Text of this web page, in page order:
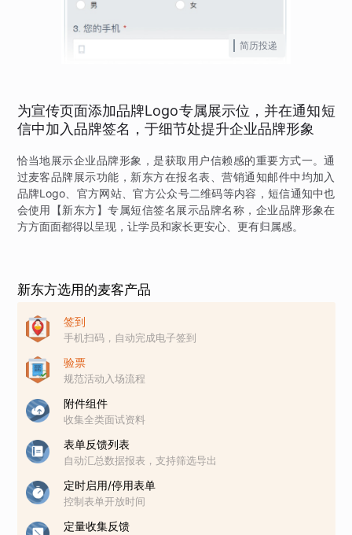
简历投递
为宣传页面添加品牌Logo专属展示位，并在通知短
信中加入品牌签名，于细节处提升企业品牌形象
恰当地展示企业品牌形象，是获取用户信赖感的重要方式一。通
过麦客品牌展示功能，新东方在报名表、营销通知邮件中均加入
品牌Logo、官方网站、官方公众号二维码等内容，短信通知中也
会使用【新东方】专属短信签名展示品牌名称，企业品牌形象在
方方面面都得以呈现，让学员和家长更安心、更有归属感。
新东方选用的麦客产品
签到
手机扫码，自动完成电子签到
验票
规范活动入场流程
附件组件
收集全类面试资料
表单反馈列表
自动汇总数据报表，支持筛选导出
定时启用/停用表单
控制表单开放时间
定量收集反馈